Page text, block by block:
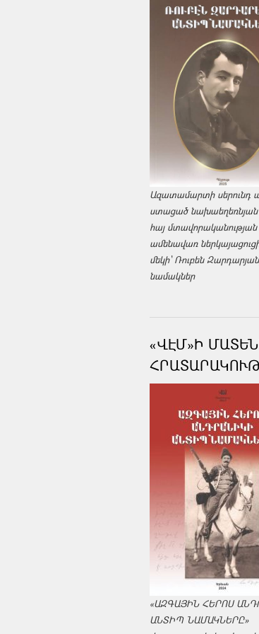
Ազատամարտի սերունդ
ստացած նախաեղեռնյան
հայ մտավորականության
ամենավառ
մեկի՝ Ռուբեն
նամակներ
«ՎԷՄ»Ի
«ԱԶԳԱՅԻՆ ՀԵՐՈՍ
ԱՆՏԻՊ ՆԱՄԱԿՆԵՐԸ»